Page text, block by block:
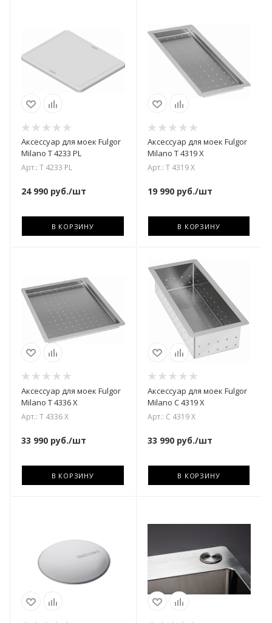
Аксессуар для моек Fulgor
Milano T 4233 PL
Арт.: T 4233 PL
24 990 руб./шт
В КОРЗИНУ
Аксессуар для моек Fulgor
Milano T 4319 X
Арт.: T 4319 X
19 990руб./шт
В КОРЗИНУ
Аксессуар для моек Fulgor
Milano T 4336 X
Арт.: T 4336 X
33 990 руб./шт
В КОРЗИНУ
Аксессуар для моек Fulgor
Milano C 4319 X
Арт.: C 4319 X
33 990руб./шт
В КОРЗИНУ